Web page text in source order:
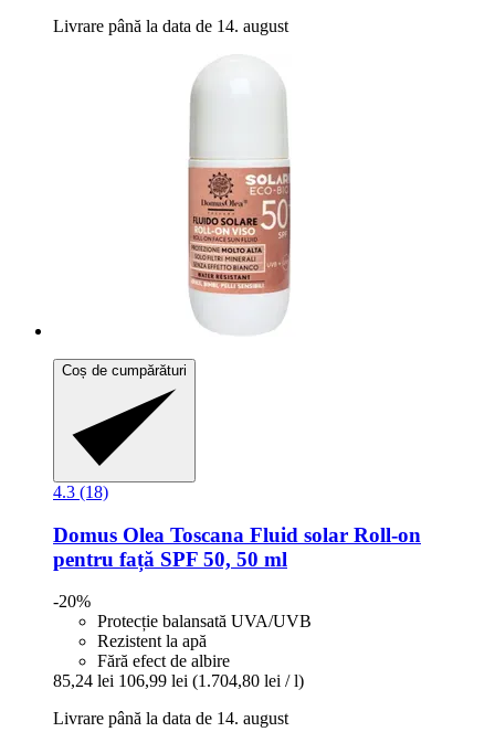
Livrare până la data de 14. august
Coș de cumpărături
4.3 (18)
Domus Olea Toscana Fluid solar Roll-​on
pentru față SPF 50, 50 ml
-20%
Protecție balansată UVA/UVB
Rezistent la apă
Fără efect de albire
85,24 lei 106,99 lei (1.704,80 lei / l)
Livrare până la data de 14. august